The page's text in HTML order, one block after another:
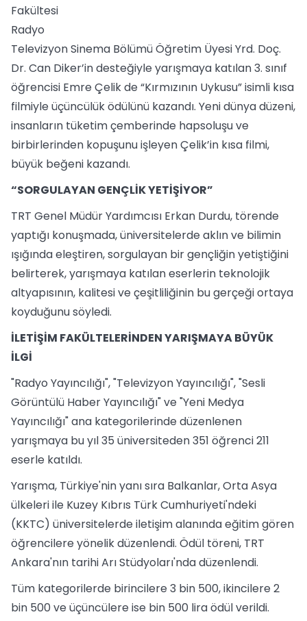
Fakültesi
Radyo
Televizyon Sinema Bölümü Öğretim Üyesi Yrd. Doç.
Dr. Can Diker’in desteğiyle yarışmaya katılan 3. sınıf
öğrencisi Emre Çelik de “Kırmızının Uykusu” isimli kısa
filmiyle üçüncülük ödülünü kazandı. Yeni dünya düzeni,
insanların tüketim çemberinde hapsoluşu ve
birbirlerinden kopuşunu işleyen Çelik’in kısa filmi,
büyük beğeni kazandı.
“SORGULAYAN GENÇLİK YETİŞİYOR”
TRT Genel Müdür Yardımcısı Erkan Durdu, törende
yaptığı konuşmada, üniversitelerde aklın ve bilimin
ışığında eleştiren, sorgulayan bir gençliğin yetiştiğini
belirterek, yarışmaya katılan eserlerin teknolojik
altyapısının, kalitesi ve çeşitliliğinin bu gerçeği ortaya
koyduğunu söyledi.
İLETİŞİM FAKÜLTELERİNDEN YARIŞMAYA BÜYÜK
İLGİ
"Radyo Yayıncılığı", "Televizyon Yayıncılığı", "Sesli
Görüntülü Haber Yayıncılığı" ve "Yeni Medya
Yayıncılığı" ana kategorilerinde düzenlenen
yarışmaya bu yıl 35 üniversiteden 351 öğrenci 211
eserle katıldı.
Yarışma, Türkiye'nin yanı sıra Balkanlar, Orta Asya
ülkeleri ile Kuzey Kıbrıs Türk Cumhuriyeti'ndeki
(KKTC) üniversitelerde iletişim alanında eğitim gören
öğrencilere yönelik düzenlendi. Ödül töreni, TRT
Ankara'nın tarihi Arı Stüdyoları'nda düzenlendi.
Tüm kategorilerde birincilere 3 bin 500, ikincilere 2
bin 500 ve üçüncülere ise bin 500 lira ödül verildi.